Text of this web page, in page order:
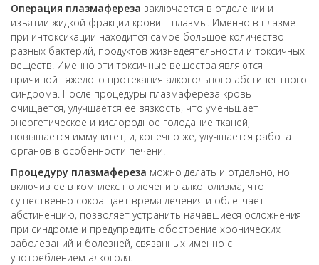
Операция плазмафереза заключается в отделении и
изъятии жидкой фракции крови – плазмы. Именно в плазме
при интоксикации находится самое большое количество
разных бактерий, продуктов жизнедеятельности и токсичных
веществ. Именно эти токсичные вещества являются
причиной тяжелого протекания алкогольного абстинентного
синдрома. После процедуры плазмафереза кровь
очищается, улучшается ее вязкость, что уменьшает
энергетическое и кислородное голодание тканей,
повышается иммунитет, и, конечно же, улучшается работа
органов в особенности печени.
Процедуру плазмафереза можно делать и отдельно, но
включив ее в комплекс по лечению алкоголизма, что
существенно сокращает время лечения и облегчает
абстиненцию, позволяет устранить начавшиеся осложнения
при синдроме и предупредить обострение хронических
заболеваний и болезней, связанных именно с
употреблением алкоголя.